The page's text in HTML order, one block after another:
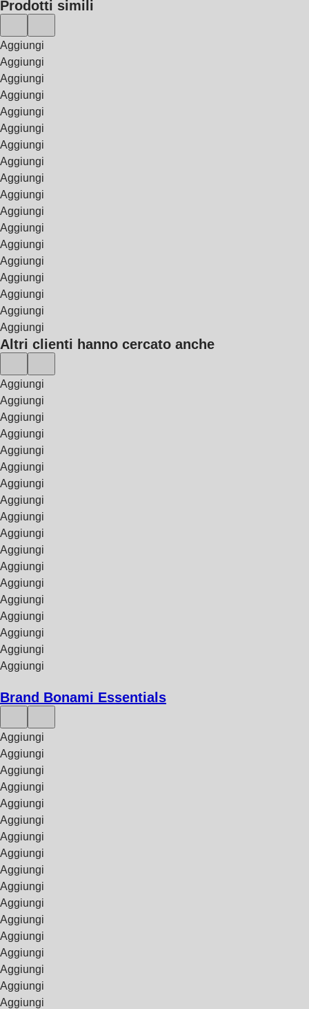
Prodotti simili
Aggiungi
Aggiungi
Aggiungi
Aggiungi
Aggiungi
Aggiungi
Aggiungi
Aggiungi
Aggiungi
Aggiungi
Aggiungi
Aggiungi
Aggiungi
Aggiungi
Aggiungi
Aggiungi
Aggiungi
Aggiungi
Altri clienti hanno cercato anche
Aggiungi
Aggiungi
Aggiungi
Aggiungi
Aggiungi
Aggiungi
Aggiungi
Aggiungi
Aggiungi
Aggiungi
Aggiungi
Aggiungi
Aggiungi
Aggiungi
Aggiungi
Aggiungi
Aggiungi
Aggiungi
Brand Bonami Essentials
Aggiungi
Aggiungi
Aggiungi
Aggiungi
Aggiungi
Aggiungi
Aggiungi
Aggiungi
Aggiungi
Aggiungi
Aggiungi
Aggiungi
Aggiungi
Aggiungi
Aggiungi
Aggiungi
Aggiungi